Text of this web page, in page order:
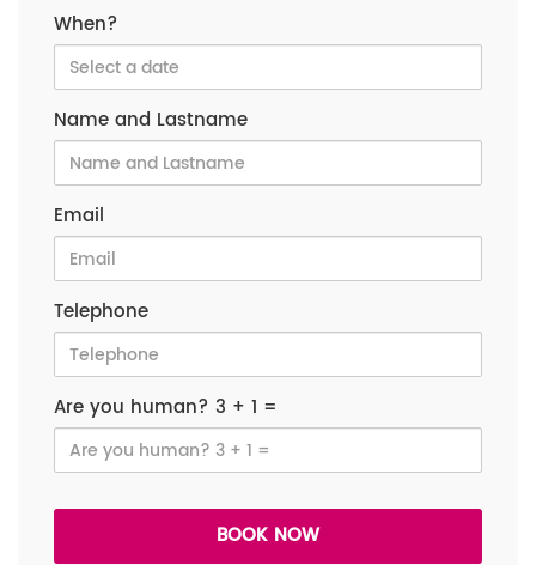
When?
Name and Lastname
Email
Telephone
Are you human? 3 + 1 =